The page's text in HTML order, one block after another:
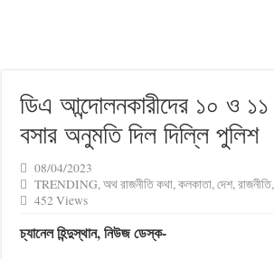
ডিএ আন্দোলনকারীদের ১০ ও ১১
বসার অনুমতি দিল দিল্লি পুলিশ
08/04/2023
TRENDING,অথ রাজনীতি কথা,কলকাতা,দেশ,রাজনীতি
452 Views
চ্যানেল হিন্দুস্থান, নিউজ ডেস্ক-